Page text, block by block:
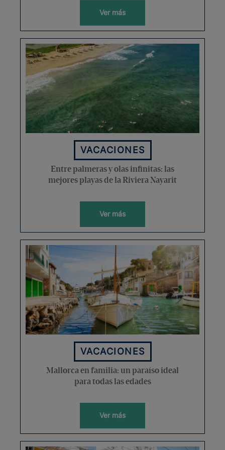
Ver más
VACACIONES
Entre palmeras y olas infinitas: las
mejores playas de la Riviera Nayarit
Ver más
VACACIONES
Mallorca en familia: un paraíso ideal
para todas las edades
Ver más